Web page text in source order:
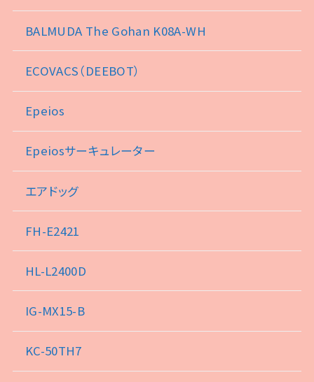
BALMUDA The Gohan K08A-WH
ECOVACS（DEEBOT）
Epeios
Epeiosサーキュレーター
エアドッグ
FH-E2421
HL-L2400D
IG-MX15-B
KC-50TH7